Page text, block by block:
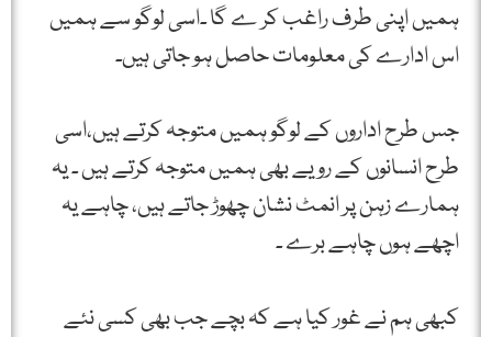
ہمیں اپنی طرف راغب کر ے گا ۔اسی لوگو سے ہمیں
اس ادارے کی معلومات حاصل ہو جاتی ہیں۔
جس طرح اداروں کے لوگو ہمیں متوجہ کرتے ہیں،اسی
طرح انسانوں کے رویے بھی ہمیں متوجہ کرتے ہیں ۔ یہ
ہمارے زہن پر انمٹ نشان چھوڑ جاتے ہیں، چاہے یہ
اچھے ہوں چاہے برے ۔
کبھی ہم نے غور کیا ہے کہ بچے جب بھی کسی نئے